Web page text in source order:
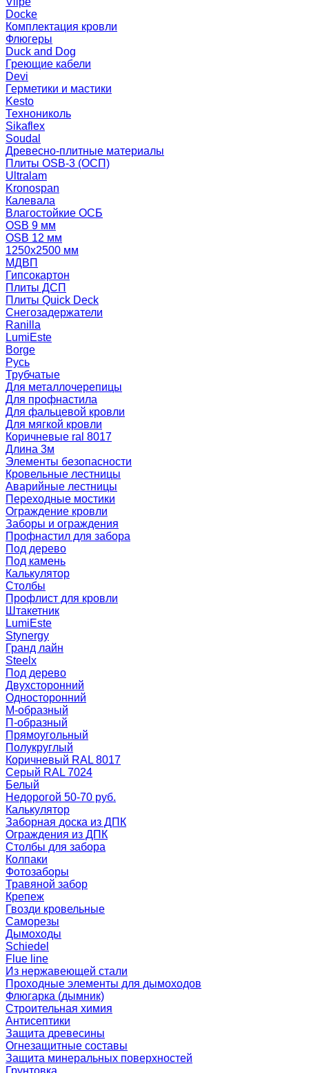
Docke
Комплектация кровли
Флюгеры
Duck and Dog
Греющие кабели
Devi
Герметики и мастики
Kesto
Технониколь
Sikaflex
Soudal
Древесно-плитные материалы
Плиты OSB-3 (ОСП)
Ultralam
Kronospan
Калевала
Влагостойкие ОСБ
OSB 9 мм
OSB 12 мм
1250х2500 мм
МДВП
Гипсокартон
Плиты ДСП
Плиты Quick Deck
Снегозадержатели
Ranilla
LumiEste
Borge
Русь
Трубчатые
Для металлочерепицы
Для профнастила
Для фальцевой кровли
Для мягкой кровли
Коричневые ral 8017
Длина 3м
Элементы безопасности
Кровельные лестницы
Аварийные лестницы
Переходные мостики
Ограждение кровли
Заборы и ограждения
Профнастил для забора
Под дерево
Под камень
Калькулятор
Столбы
Профлист для кровли
Штакетник
LumiEste
Stynergy
Гранд лайн
Steelx
Под дерево
Двухсторонний
Односторонний
М-образный
П-образный
Прямоугольный
Полукруглый
Коричневый RAL 8017
Серый RAL 7024
Белый
Недорогой 50-70 руб.
Калькулятор
Заборная доска из ДПК
Ограждения из ДПК
Столбы для забора
Колпаки
Фотозаборы
Травяной забор
Крепеж
Гвозди кровельные
Саморезы
Дымоходы
Schiedel
Flue line
Из нержавеющей стали
Проходные элементы для дымоходов
Флюгарка (дымник)
Строительная химия
Антисептики
Защита древесины
Огнезащитные составы
Защита минеральных поверхностей
Грунтовка